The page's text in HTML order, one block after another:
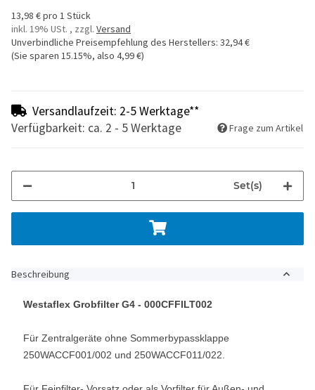
13,98 € pro 1 Stück
inkl. 19% USt. , zzgl. Versand
Unverbindliche Preisempfehlung des Herstellers: 32,94 €
(Sie sparen 15.15%, also 4,99 €)
Versandlaufzeit: 2-5 Werktage**
Verfügbarkeit: ca. 2 - 5 Werktage
Frage zum Artikel
Set(s)
Beschreibung
Westaflex Grobfilter G4 - 000CFFILT002
Für Zentralgeräte ohne Sommerbypassklappe
250WACCF001/002 und 250WACCF011/022.